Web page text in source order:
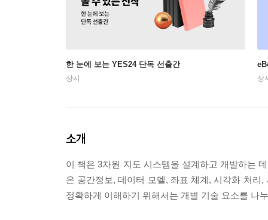
한 눈에 보는 YES24 단독 선출간
상시 상
소개
이 책은 3차원 지도 시스템을 설계하고 개발하는
은 공간정보, 데이터 모델, 좌표 체계, 시각화 처리
정확하게 이해하기 위해서는 개별 기술 요소를 나